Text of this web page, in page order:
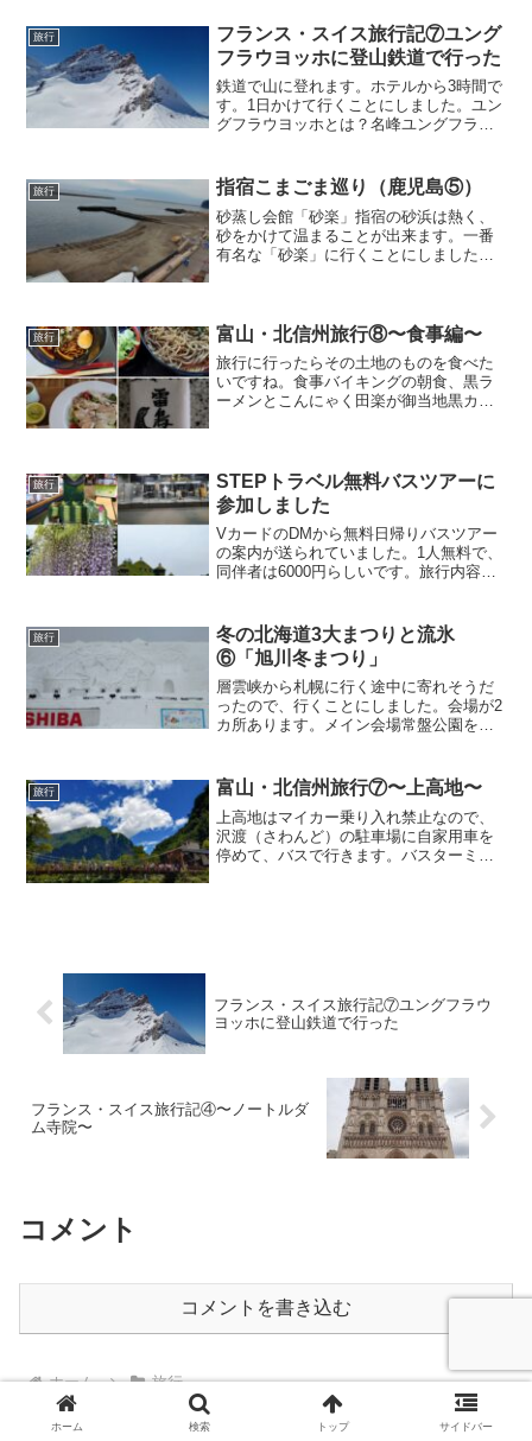
旅行
フランス・スイス旅行記⑦ユング
フラウヨッホに登山鉄道で行った
鉄道で山に登れます。ホテルから3時間で
す。1日かけて行くことにしました。ユン
グフラウヨッホとは？名峰ユングフラウ
ヨーロッパ最高地点の鉄道駅（3454m）
に直結して、展望...
旅行 指宿こまごま巡り（鹿児島⑤）
砂蒸し会館「砂楽」指宿の砂浜は熱く、
砂をかけて温まることが出来ます。一番
有名な「砂楽」に行くことにしました。
引くタオルももらえます。...
旅行 富山・北信州旅行⑧〜食事編〜
旅行に行ったらその土地のものを食べた
いですね。食事バイキングの朝食、黒ラ
ーメンとこんにゃく田楽が御当地黒カツ
おかゆがコシヒカリ米夕食...
旅行
STEPトラベル無料バスツアーに
参加しました
VカードのDMから無料日帰りバスツアー
の案内が送られていました。1人無料で、
同伴者は6000円らしいです。旅行内容
ことはスポンサーがいるはず…と詳しい
行程を見ると「ナチ...
旅行
冬の北海道3大まつりと流氷
⑥「旭川冬まつり」
層雲峡から札幌に行く途中に寄れそうだ
ったので、行くことにしました。会場が2
カ所あります。メイン会場常盤公園を抜
していました。雪の彫刻個人やグループ
で作った彫刻がたくさん...
旅行 富山・北信州旅行⑦〜上高地〜
上高地はマイカー乗り入れ禁止なので、
沢渡（さわんど）の駐車場に自家用車を
停めて、バスで行きます。バスターミナ
フランス・スイス旅行記⑦ユングフラウ
ヨッホに登山鉄道で行った
フランス・スイス旅行記④〜ノートルダ
ム寺院〜
コメント
コメントを書き込む
ホーム 旅行
ホーム 検索 トップ サイドバー